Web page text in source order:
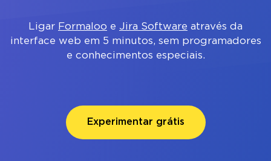
Ligar Formaloo e Jira Software através da
interface web em 5 minutos, sem programadores
e conhecimentos especiais.
Experimentar grátis